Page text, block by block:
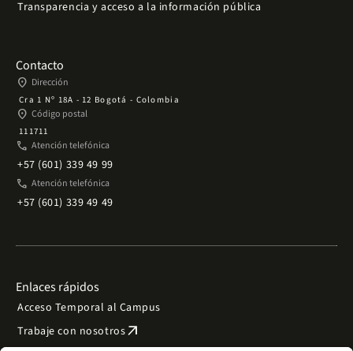
Transparencia y acceso a la información pública
Contacto
place Dirección
Cra 1 Nº 18A - 12 Bogotá - Colombia
place Código postal
111711
phone Atención telefónica
+57 (601) 339 49 99
phone Atención telefónica
+57 (601) 339 49 49
Enlaces rápidos
Acceso Temporal al Campus
Trabaje con nosotrosarrow_outward